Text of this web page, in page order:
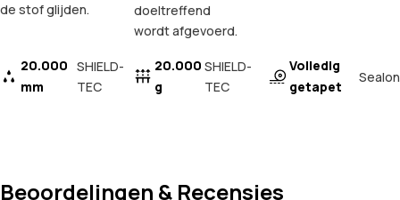
de stof glijden.
20.000
mm
SHIELD-
TEC
doeltreffend
wordt afgevoerd.
20.000
g
SHIELD-
TEC
Volledig
getapet
Sealon
Beoordelingen & Recensies